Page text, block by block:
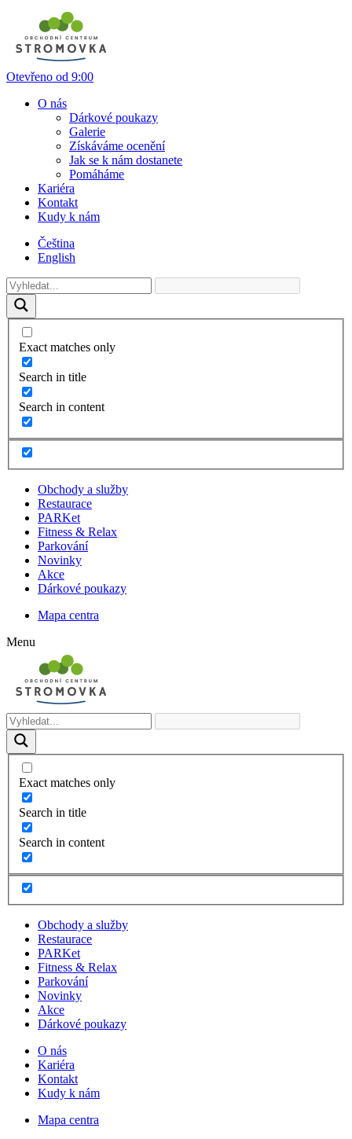
Otevřeno od 9:00
O nás
Dárkové poukazy
Galerie
Získáváme ocenění
Jak se k nám dostanete
Pomáháme
Kariéra
Kontakt
Kudy k nám
Čeština
English
Exact matches only
Search in title
Search in content
Obchody a služby
Restaurace
PARKet
Fitness & Relax
Parkování
Novinky
Akce
Dárkové poukazy
Mapa centra
Menu
Exact matches only
Search in title
Search in content
Obchody a služby
Restaurace
PARKet
Fitness & Relax
Parkování
Novinky
Akce
Dárkové poukazy
O nás
Kariéra
Kontakt
Kudy k nám
Mapa centra